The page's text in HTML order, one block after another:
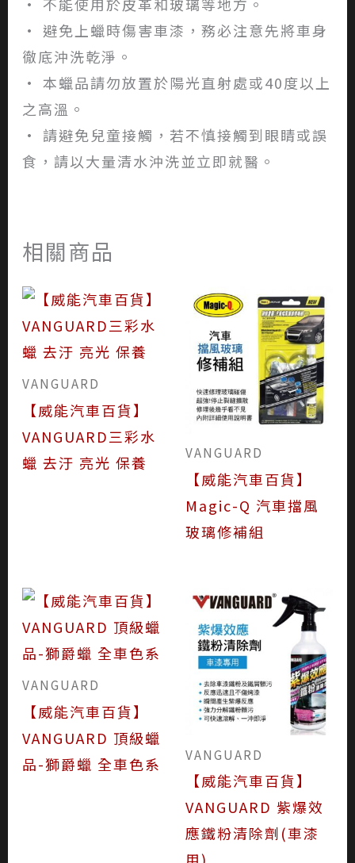
• 避免上蠟時傷害車漆，務必注意先將車身
徹底沖洗乾淨。
• 本蠟品請勿放置於陽光直射處或40度以上
之高溫。
• 請避免兒童接觸，若不慎接觸到眼睛或誤
食，請以大量清水沖洗並立即就醫。
相關商品
VANGUARD
【威能汽車百貨】
VANGUARD三彩水
蠟 去汙 亮光 保養
VANGUARD
【威能汽車百貨】
Magic-Q 汽車擋風
玻璃修補組
VANGUARD
【威能汽車百貨】
VANGUARD 頂級蠟
品-獅爵蠟 全車色系
VANGUARD
【威能汽車百貨】
VANGUARD 紫爆效
應鐵粉清除劑(車漆